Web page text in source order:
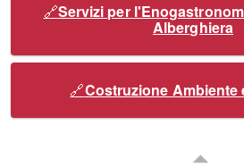
Servizi per
Alberghiera
Costruzione Ambiente